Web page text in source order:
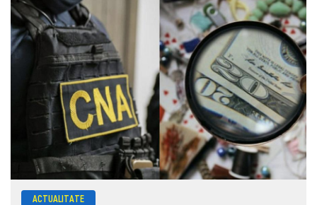
ACTUALITATE